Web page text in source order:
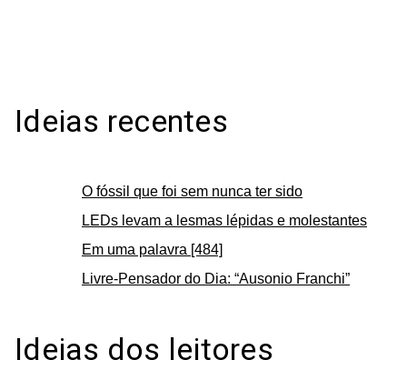
Ideias recentes
O fóssil que foi sem nunca ter sido
LEDs levam a lesmas lépidas e molestantes
Em uma palavra [484]
Livre-Pensador do Dia: “Ausonio Franchi”
Ideias dos leitores